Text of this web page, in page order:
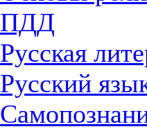
ПДД
Русская
Русский